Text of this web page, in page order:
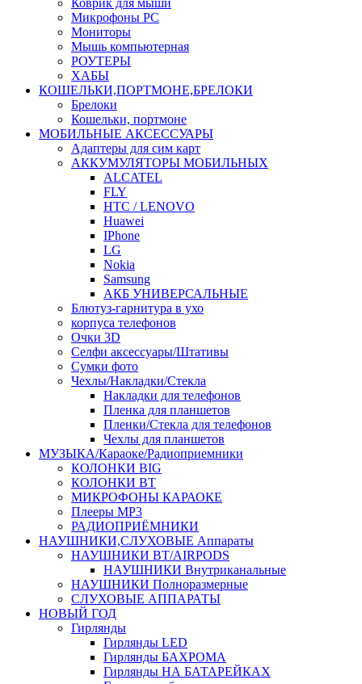
Коврик для мыши
Микрофоны PC
Мониторы
Мышь компьютерная
РОУТЕРЫ
ХАБЫ
КОШЕЛЬКИ,ПОРТМОНЕ,БРЕЛОКИ
Брелоки
Кошельки, портмоне
МОБИЛЬНЫЕ АКСЕССУАРЫ
Адаптеры для сим карт
АККУМУЛЯТОРЫ МОБИЛЬНЫХ
ALCATEL
FLY
HTC / LENOVO
Huawei
IPhone
LG
Nokia
Samsung
АКБ УНИВЕРСАЛЬНЫЕ
Блютуз-гарнитура в ухо
корпуса телефонов
Очки 3D
Селфи аксессуары/Штативы
Сумки фото
Чехлы/Накладки/Стекла
Накладки для телефонов
Пленка для планшетов
Пленки/Стекла для телефонов
Чехлы для планшетов
МУЗЫКА/Караоке/Радиоприемники
КОЛОНКИ BIG
КОЛОНКИ BT
МИКРОФОНЫ КАРАОКЕ
Плееры MP3
РАДИОПРИЁМНИКИ
НАУШНИКИ,СЛУХОВЫЕ Аппараты
НАУШНИКИ BT/AIRPODS
НАУШНИКИ Внутриканальные
НАУШНИКИ Полноразмерные
СЛУХОВЫЕ АППАРАТЫ
НОВЫЙ ГОД
Гирлянды
Гирлянды LED
Гирлянды БАХРОМА
Гирлянды НА БАТАРЕЙКАХ